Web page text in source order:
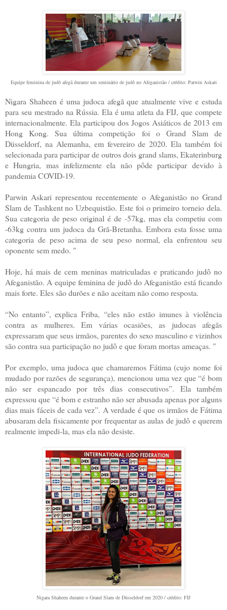
Equipe feminina de judô afegã durante um seminário de judô no Afeganistão / crédito: Parwin Askari
Nigara Shaheen é uma judoca afegã que atualmente vive e estuda
para seu mestrado na Rússia. Ela é uma atleta da FIJ, que compete
internacionalmente. Ela participou dos Jogos Asiáticos de 2013 em
Hong Kong. Sua última competição foi o Grand Slam de
Düsseldorf, na Alemanha, em fevereiro de 2020. Ela também foi
selecionada para participar de outros dois grand slams, Ekaterinburg
e Hungria, mas infelizmente ela não pôde participar devido à
pandemia COVID-19.
Parwin Askari representou recentemente o Afeganistão no Grand
Slam de Tashkent no Uzbequistão. Este foi o primeiro torneio dela.
Sua categoria de peso original é de -57kg, mas ela competiu com
-63kg contra um judoca da Grã-Bretanha. Embora esta fosse uma
categoria de peso acima de seu peso normal, ela enfrentou seu
oponente sem medo. "
Hoje, há mais de cem meninas matriculadas e praticando judô no
Afeganistão. A equipe feminina de judô do Afeganistão está ficando
mais forte. Eles são durões e não aceitam não como resposta.
“No entanto”, explica Friba, “eles não estão imunes à violência
contra as mulheres. Em várias ocasiões, as judocas afegãs
expressaram que seus irmãos, parentes do sexo masculino e vizinhos
são contra sua participação no judô e que foram mortas ameaças. "
Por exemplo, uma judoca que chamaremos Fátima (cujo nome foi
mudado por razões de segurança), mencionou uma vez que “é bom
não ser espancado por três dias consecutivos”. Ela também
expressou que “é bom e estranho não ser abusada apenas por alguns
dias mais fáceis de cada vez”. A verdade é que os irmãos de Fátima
abusaram dela fisicamente por frequentar as aulas de judô e querem
realmente impedi-la, mas ela não desiste.
Nigara Shaheen durante o Grand Slam de Düsseldorf em 2020 / crédito: FIJ